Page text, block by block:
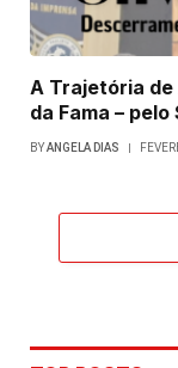
A Trajetória de
da Fama –
BYANGELA DIAS